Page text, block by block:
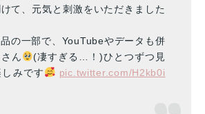
て、元気と刺激をいただきました
の一部で、YouTubeやデータも併
ん
(凄すぎる…！)ひとつずつ見
みです
pic.twitter.com/H2kb0i